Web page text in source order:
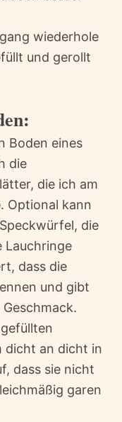
wiederhole
und gerollt
Boden eines
die
die ich am
Optional kann
die
Lauchringe
dass die
und gibt
dicht an dicht in
dass sie nicht
garen